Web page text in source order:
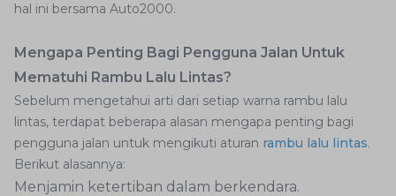
hal ini bersama Auto2000.
Mengapa Penting Bagi Pengguna Jalan Untuk
Mematuhi Rambu Lalu Lintas?
Sebelum mengetahui arti dari setiap warna rambu lalu
lintas, terdapat beberapa alasan mengapa penting bagi
pengguna jalan untuk mengikuti aturan rambu lalu lintas.
Berikut alasannya:
Menjamin ketertiban dalam berkendara.